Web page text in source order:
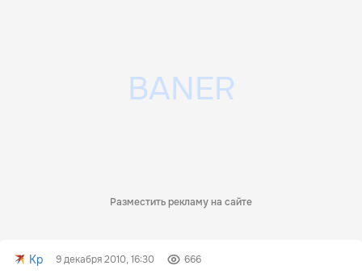
Разместить рекламу на сайте
Kp 9 декабря 2010, 16:30 666